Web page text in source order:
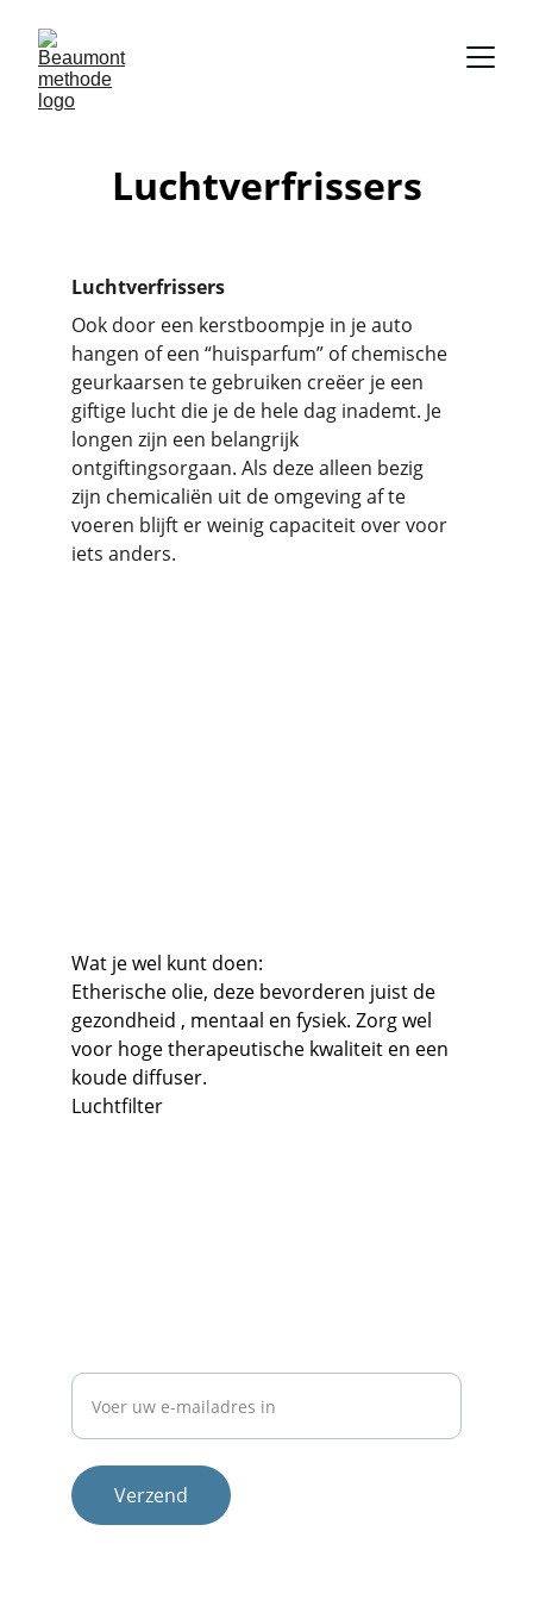
Luchtverfrissers
Luchtverfrissers
Ook door een kerstboompje in je auto
hangen of een “huisparfum” of chemische
geurkaarsen te gebruiken creëer je een
giftige lucht die je de hele dag inademt. Je
longen zijn een belangrijk
ontgiftingsorgaan. Als deze alleen bezig
zijn chemicaliën uit de omgeving af te
voeren blijft er weinig capaciteit over voor
iets anders.
Wat je wel kunt doen:
Etherische olie, deze bevorderen juist de
gezondheid , mentaal en fysiek. Zorg wel
voor hoge therapeutische kwaliteit en een
koude diffuser.
Luchtfilter
Verzend